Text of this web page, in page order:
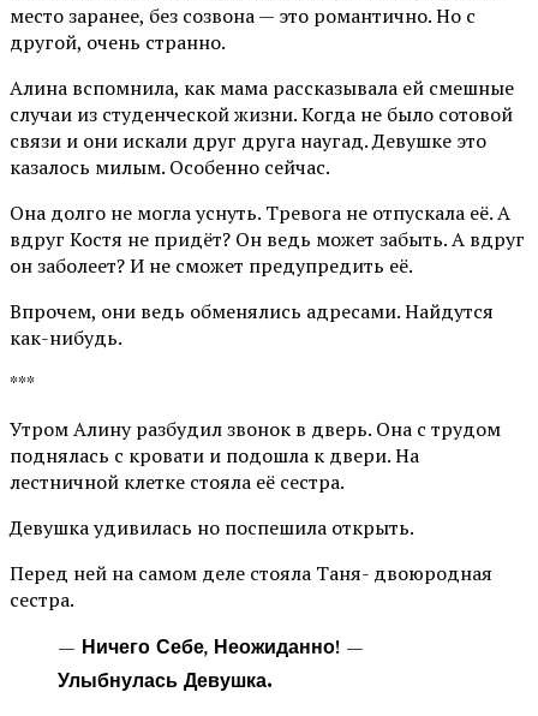
место заранее, без созвона — это романтично. Но с
другой, очень странно.
Алина вспомнила, как мама рассказывала ей смешные
случаи из студенческой жизни. Когда не было сотовой
связи и они искали друг друга наугад. Девушке это
казалось милым. Особенно сейчас.
Она долго не могла уснуть. Тревога не отпускала её. А
вдруг Костя не придёт? Он ведь может забыть. А вдруг
он заболеет? И не сможет предупредить её.
Впрочем, они ведь обменялись адресами. Найдутся
как-нибудь.
***
Утром Алину разбудил звонок в дверь. Она с трудом
поднялась с кровати и подошла к двери. На
лестничной клетке стояла её сестра.
Девушка удивилась но поспешила открыть.
Перед ней на самом деле стояла Таня- двоюродная
сестра.
— Ничего Себе, Неожиданно! —
Улыбнулась Девушка.